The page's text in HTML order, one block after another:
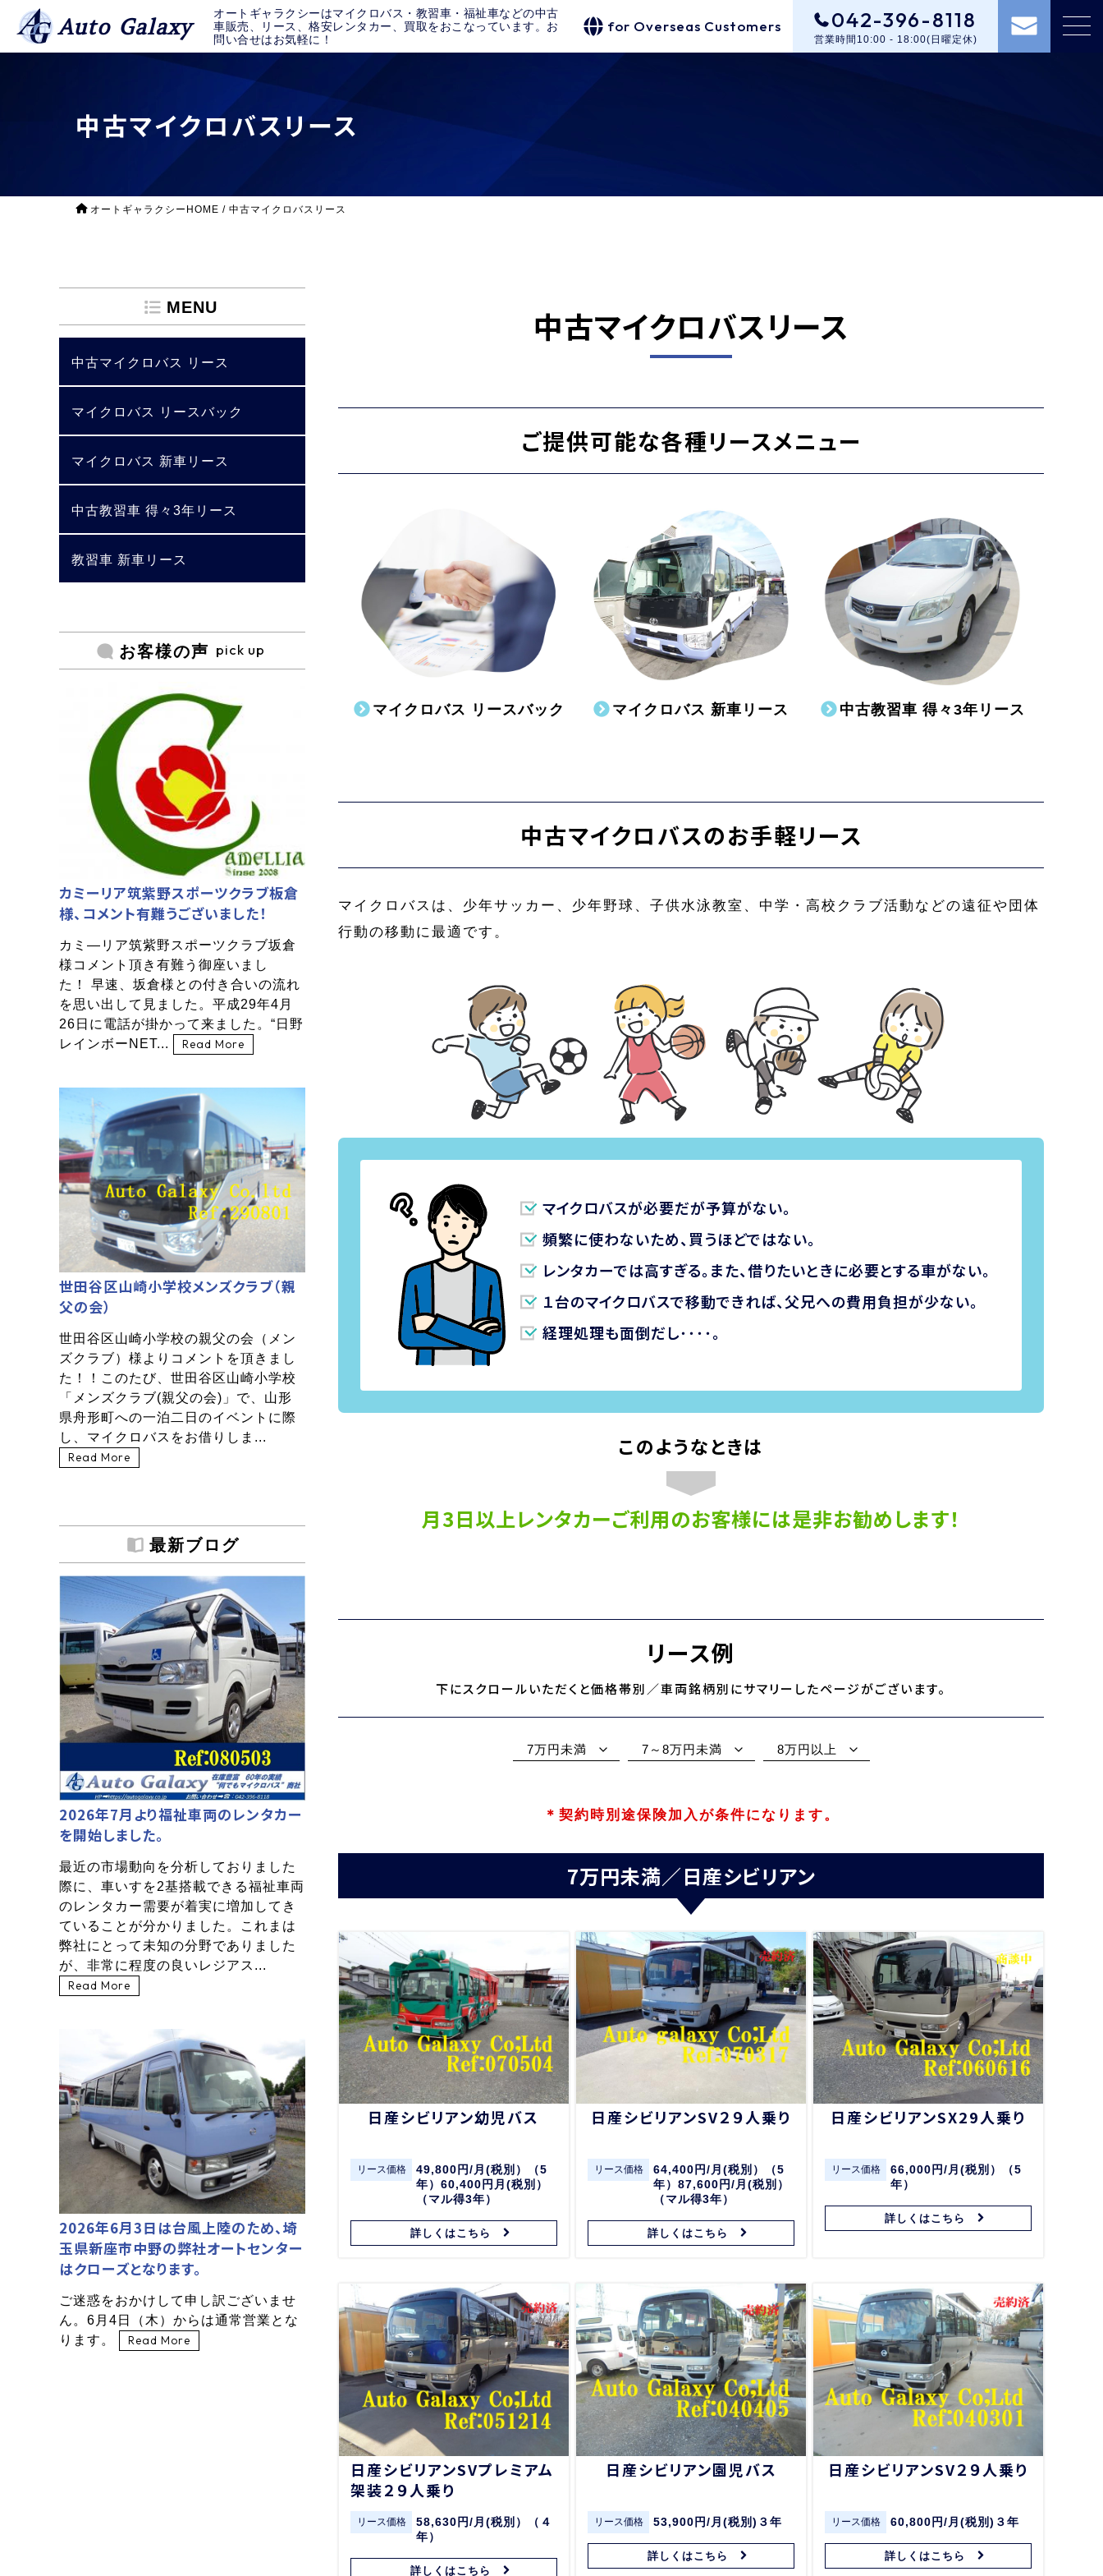
Auto Galaxy
オートギャラクシーはマイクロバス・教習車・福祉車などの中古
車販売、リース、格安レンタカー、買取をおこなっています。お
問い合せはお気軽に！
for Overseas Customers 042-396-8118
営業時間10:00 - 18:00(日曜定休)
中古マイクロバスリース
オートギャラクシーHOME / 中古マイクロバスリース
中古マイクロバスリース
ご提供可能な各種リースメニュー
マイクロバス リースバック マイクロバス 新車リース 中古教習車 得々3年リース
中古マイクロバスのお手軽リース
マイクロバスは、少年サッカー、少年野球、子供水泳教室、中学・高校クラブ活動などの遠征や団体
行動の移動に最適です。
マイクロバスが必要だが予算がない。
頻繁に使わないため、買うほどではない。
レンタカーでは高すぎる。また、借りたいときに必要とする車がない。
１台のマイクロバスで移動できれば、父兄への費用負担が少ない。
経理処理も面倒だし････。
このようなときは
月3日以上レンタカーご利用のお客様には是非お勧めします！
リース例
下にスクロールいただくと価格帯別／車両銘柄別にサマリーしたページがございます。
7万円未満 7～8万円未満 8万円以上
＊契約時別途保険加入が条件になります。
7万円未満／日産シビリアン
日産シビリアン幼児バス
リース価格
49,800円/月(税別）（5
年）60,400円月(税別）
（マル得3年）
詳しくはこちら
日産シビリアンSV２９人乗り
リース価格
64,400円/月(税別）（5
年）87,600円/月(税別）
（マル得3年）
詳しくはこちら
日産シビリアンSX29人乗り
リース価格
66,000円/月(税別）（5
年）
詳しくはこちら
日産シビリアンSVプレミアム
架装２９人乗り
リース価格
58,630円/月(税別）（４
年）
詳しくはこちら
日産シビリアン園児バス
リース価格 53,900円/月(税別)３年
詳しくはこちら
日産シビリアンSV２９人乗り
リース価格 60,800円/月(税別)３年
詳しくはこちら
MENU
中古マイクロバス リース
マイクロバス リースバック
マイクロバス 新車リース
中古教習車 得々3年リース
教習車 新車リース
お客様の声 pick up
カミーリア筑紫野スポーツクラブ板倉
様、コメント有難うございました！
カミ―リア筑紫野スポーツクラブ坂倉
様コメント頂き有難う御座いまし
た！ 早速、坂倉様との付き合いの流れ
を思い出して見ました。平成29年4月
26日に電話が掛かって来ました。“日野
レインボーNET...
Read More
世田谷区山崎小学校メンズクラブ（親
父の会）
世田谷区山崎小学校の親父の会（メン
ズクラブ）様よりコメントを頂きまし
た！！このたび、世田谷区山崎小学校
「メンズクラブ(親父の会)」で、山形
県舟形町への一泊二日のイベントに際
し、マイクロバスをお借りしま...
Read More
最新ブログ
2026年7月より福祉車両のレンタカー
を開始しました。
最近の市場動向を分析しておりました
際に、車いすを2基搭載できる福祉車両
のレンタカー需要が着実に増加してき
ていることが分かりました。これまは
弊社にとって未知の分野でありました
が、非常に程度の良いレジアス...
Read More
2026年6月3日は台風上陸のため、埼
玉県新座市中野の弊社オートセンター
はクローズとなります。
ご迷惑をおかけして申し訳ございませ
ん。6月4日（木）からは通常営業とな
ります。
Read More